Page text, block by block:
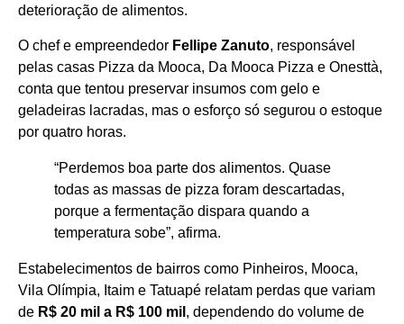
deterioração de alimentos.
O chef e empreendedor Fellipe Zanuto, responsável
pelas casas Pizza da Mooca, Da Mooca Pizza e Onesttà,
conta que tentou preservar insumos com gelo e
geladeiras lacradas, mas o esforço só segurou o estoque
por quatro horas.
“Perdemos boa parte dos alimentos. Quase
todas as massas de pizza foram descartadas,
porque a fermentação dispara quando a
temperatura sobe”, afirma.
Estabelecimentos de bairros como Pinheiros, Mooca,
Vila Olímpia, Itaim e Tatuapé relatam perdas que variam
de R$ 20 mil a R$ 100 mil , dependendo do volume de